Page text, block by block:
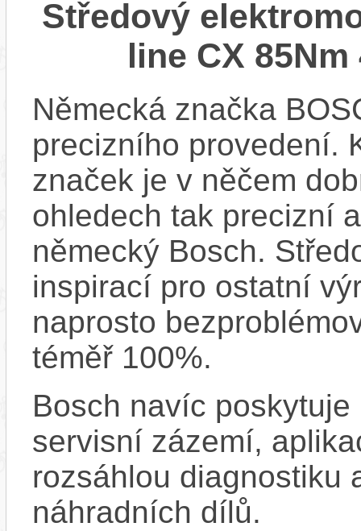
Středový
line CX
Německá značka
precizního provedení.
značek je v něčem
ohledech tak precizní
německý Bosch.
inspirací pro ostatní
naprosto
téměř 100%.
Bosch navíc
servisní zázemí,
rozsáhlou diagnostiku
náhradních dílů.